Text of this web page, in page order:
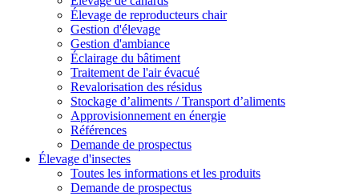
Élevage de reproducteurs chair
Gestion d'élevage
Gestion d'ambiance
Éclairage du bâtiment
Traitement de l'air évacué
Revalorisation des résidus
Stockage d’aliments / Transport d’aliments
Approvisionnement en énergie
Références
Demande de prospectus
Élevage d'insectes
Toutes les informations et les produits
Demande de prospectus